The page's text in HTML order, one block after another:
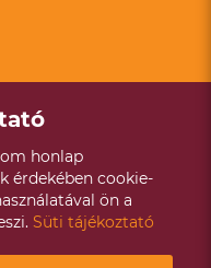
honlap
érdekében cookie-
ön a
Süti tájékoztató